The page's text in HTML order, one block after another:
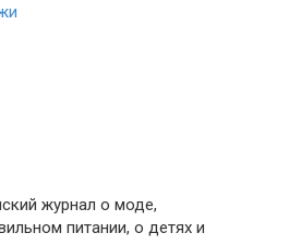
журнал о моде,
питании, о детях и